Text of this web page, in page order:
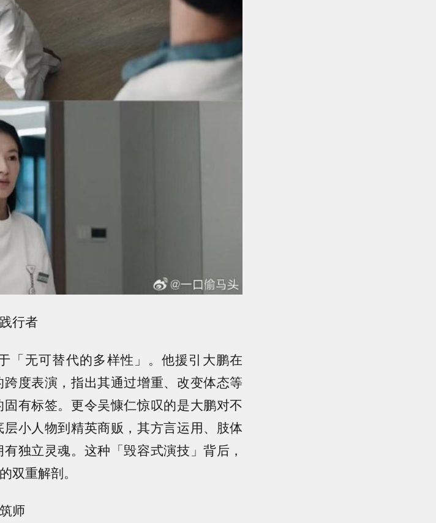
行者
「无可替代的多样性」。他援引大鹏在
跨度表演，指出其通过增重、改变体态等
有标签。更令吴慷仁惊叹的是大鹏对不
小人物到精英商贩，其方言运用、肢体
独立灵魂。这种「毁容式演技」背后，
双重解剖。
师